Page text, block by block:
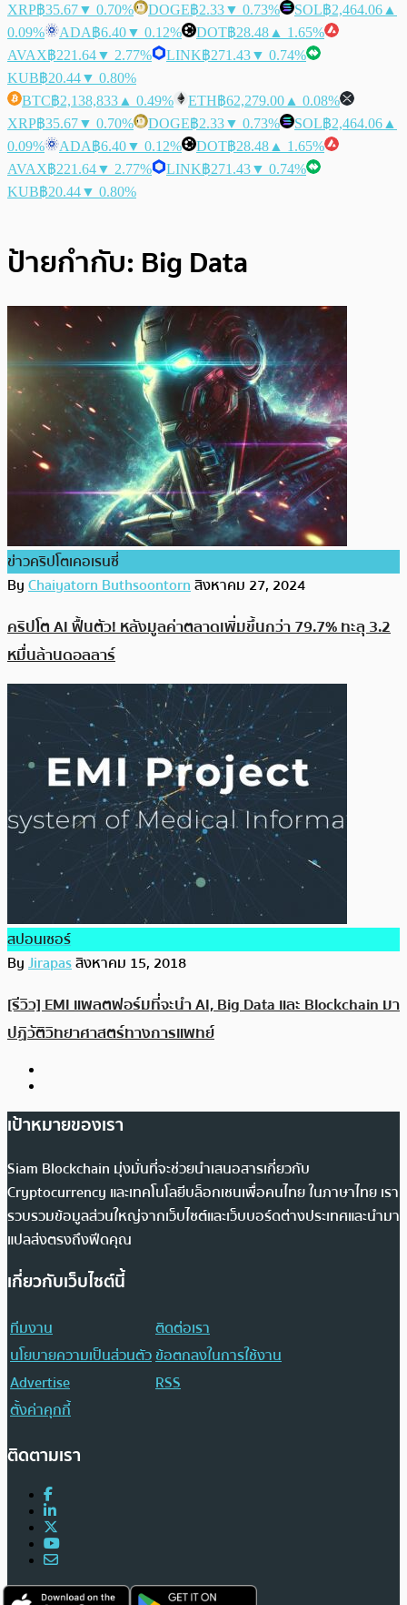
XRP฿35.67▼ 0.70% DOGE฿2.33▼ 0.73% SOL฿2,464.06 ▲
0.09%
ADA฿6.40▼ 0.12% DOT฿28.48 ▲ 1.65%
AVAX฿221.64▼ 2.77% LINK฿271.43▼ 0.74%
KUB฿20.44▼ 0.80%
BTC฿2,138,833 ▲ 0.49% ETH฿62,279.00 ▲ 0.08%
XRP฿35.67▼ 0.70% DOGE฿2.33▼ 0.73% SOL฿2,464.06 ▲
0.09%
ADA฿6.40▼ 0.12% DOT฿28.48 ▲ 1.65%
AVAX฿221.64▼ 2.77% LINK฿271.43▼ 0.74%
KUB฿20.44▼ 0.80%
ป้ายกำกับ: Big Data
ข่าวคริปโตเคอเรนซี่
ByChaiyatorn Buthsoontornสิงหาคม 27, 2024
คริปโต AI ฟื้นตัว! หลังมูลค่าตลาดเพิ่มขึ้นกว่า 79.7% ทะลุ 3.2
หมื่นล้านดอลลาร์
สปอนเซอร์
ByJirapasสิงหาคม 15, 2018
[รีวิว] EMI แพลตฟอร์มที่จะนำ AI, Big Data และ Blockchain มา
ปฏิวัติวิทยาศาสตร์ทางการแพทย์
เป้าหมายของเรา
Siam Blockchain มุ่งมั่นที่จะช่วยนำเสนอสารเกี่ยวกับ
Cryptocurrency และเทคโนโลยีบล็อกเชนเพื่อคนไทย ในภาษาไทย เรา
รวบรวมข้อมูลส่วนใหญ่จากเว็บไซต์และเว็บบอร์ดต่างประเทศและนำมา
แปลส่งตรงถึงฟีดคุณ
เกี่ยวกับเว็บไซต์นี้
ทีมงาน
ติดต่อเรา
นโยบายความเป็นส่วนตัวข้อตกลงในการใช้งาน
Advertise
RSS
ตั้งค่าคุกกี้
ติดตามเรา